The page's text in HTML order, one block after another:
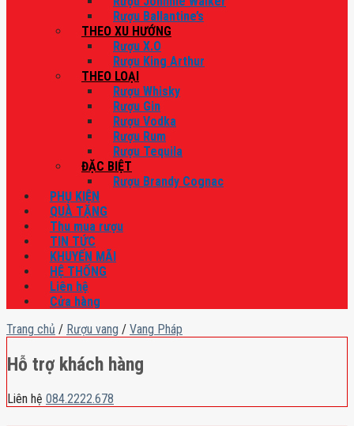
Rượu Ballantine’s
THEO XU HƯỚNG
Rượu X.O
Rượu King Arthur
THEO LOẠI
Rượu Whisky
Rượu Gin
Rượu Vodka
Rượu Rum
Rượu Tequila
ĐẶC BIỆT
Rượu Brandy Cognac
PHỤ KIỆN
QUÀ TẶNG
Thu mua rượu
TIN TỨC
KHUYẾN MÃI
HỆ THỐNG
Liên hệ
Cửa hàng
Trang chủ / Rượu vang / Vang Pháp
Hỗ trợ khách hàng
Liên hệ 084.2222.678